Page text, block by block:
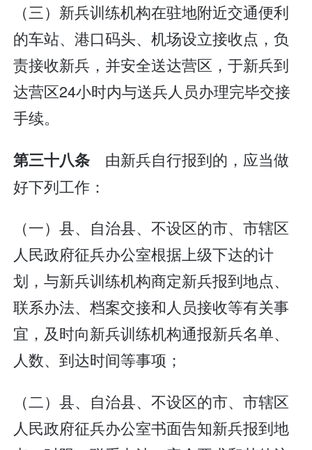
（三）新兵训练机构在驻地附近交通便利
的车站、港口码头、机场设立接收点，负
责接收新兵，并安全送达营区，于新兵到
达营区24小时内与送兵人员办理完毕交接
手续。
第三十八条 由新兵自行报到的，应当做
好下列工作：
（一）县、自治县、不设区的市、市辖区
人民政府征兵办公室根据上级下达的计
划，与新兵训练机构商定新兵报到地点、
联系办法、档案交接和人员接收等有关事
宜，及时向新兵训练机构通报新兵名单、
人数、到达时间等事项；
（二）县、自治县、不设区的市、市辖区
人民政府征兵办公室书面告知新兵报到地